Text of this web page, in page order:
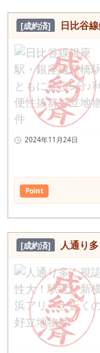
[成約済] 日比谷線銀
2024年11月24日
Point
[成約済] 人通り多